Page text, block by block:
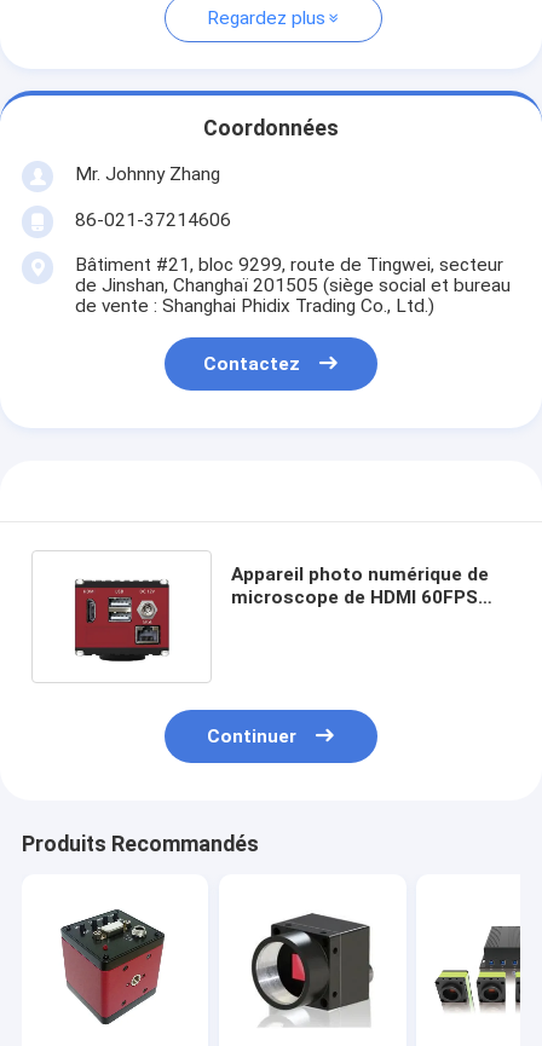
Regardez plus
Coordonnées
Mr. Johnny Zhang
86-021-37214606
Bâtiment #21, bloc 9299, route de Tingwei, secteur
de Jinshan, Changhaï 201505 (siège social et bureau
de vente : Shanghai Phidix Trading Co., Ltd.)
Contactez
Appareil photo numérique de
microscope de HDMI 60FPS
Continuer
Produits Recommandés